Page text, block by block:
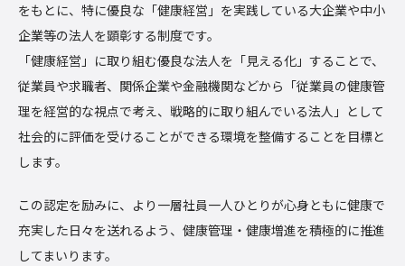
をもとに、特に優良な「健康経営」を実践している大企業や中小
企業等の法人を顕彰する制度です。
「健康経営」に取り組む優良な法人を「見える化」することで、
従業員や求職者、関係企業や金融機関などから「従業員の健康管
理を経営的な視点で考え、戦略的に取り組んでいる法人」として
社会的に評価を受けることができる環境を整備することを目標と
します。
この認定を励みに、より一層社員一人ひとりが心身ともに健康で
充実した日々を送れるよう、健康管理・健康増進を積極的に推進
してまいります。